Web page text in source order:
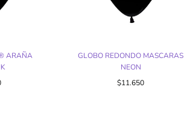
ARAÑA
GLOBO REDONDO MASCARAS
NEON
$11.650